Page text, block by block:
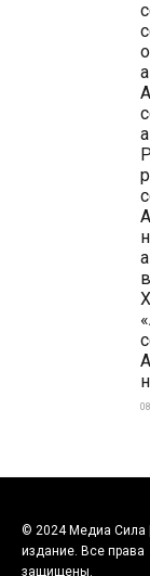
© 2024 Медиа Сила
издание. Все права
защищены.